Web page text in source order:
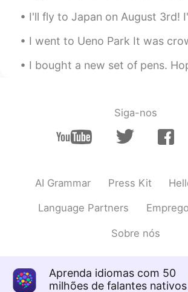
I'll fly to Japan on August 3rd! I'm sorry excited. I'll arrive at Haneda
I went to Ueno Park It was crowded. The weather is a bit hot today but
I bought a new set of pens. Hopefully it lasts long. 😂 I emptied the old
Siga-nos
AI Grammar Press Kit
Language Partners
Sobre nós
Aprenda idiomas com 50
milhões de falantes nativos